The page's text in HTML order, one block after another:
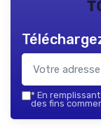
* En
des fins